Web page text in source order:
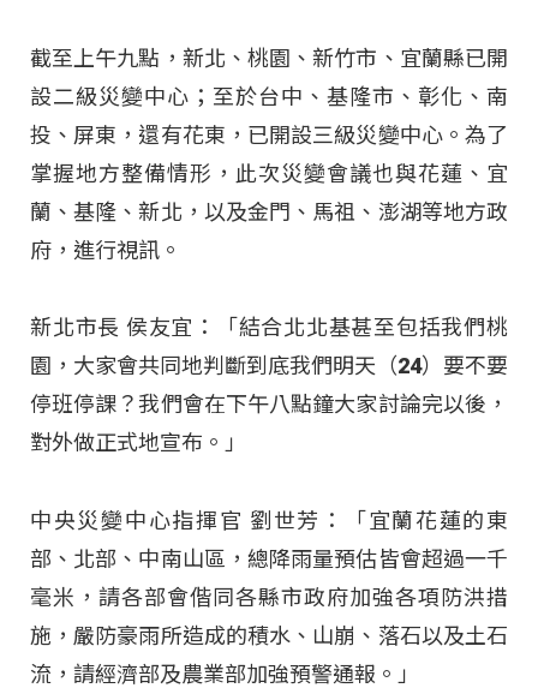
截至上午九點，新北、桃園、新竹市、宜蘭縣已開
設二級災變中心；至於台中、基隆市、彰化、南
投、屏東，還有花東，已開設三級災變中心。為了
掌握地方整備情形，此次災變會議也與花蓮、宜
蘭、基隆、新北，以及金門、馬祖、澎湖等地方政
府，進行視訊。
新北市長 侯友宜：「結合北北基甚至包括我們桃
園，大家會共同地判斷到底我們明天（24）要不要
停班停課？我們會在下午八點鐘大家討論完以後，
對外做正式地宣布。」
中央災變中心指揮官 劉世芳：「宜蘭花蓮的東
部、北部、中南山區，總降雨量預估皆會超過一千
毫米，請各部會偕同各縣市政府加強各項防洪措
施，嚴防豪雨所造成的積水、山崩、落石以及土石
流，請經濟部及農業部加強預警通報。」